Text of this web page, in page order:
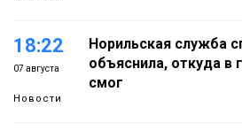
18:22
07 августа
Новости
Норильская служба
объяснила, откуда в
смог